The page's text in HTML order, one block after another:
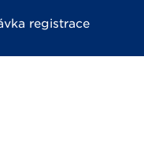
registrace